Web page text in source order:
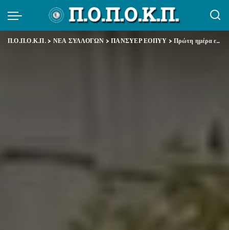
Π.Ο.Π.Ο.Κ.Π.> ΝΕΑ ΣΥΛΛΟΓΩΝ >ΠΑΝΣΥΕΡ ΕΟΠΥΥ >Πρώτη ημέρα εκδηλώσεων τιμής και μνήμης για την 51η επέτειο από την εξέγερση του Πολυτεχνείου